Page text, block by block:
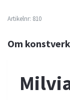
Artikelnr: 810
Om